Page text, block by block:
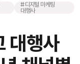
#디지털 마케팅
대행사
대행사